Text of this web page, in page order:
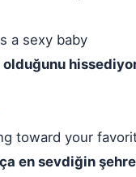
a sexy baby
toward your
en sevdiğin